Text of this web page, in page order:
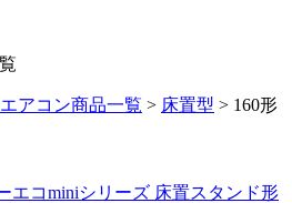
アコン商品一覧 > 床置型 > 160形
エコminiシリーズ 床置スタンド形